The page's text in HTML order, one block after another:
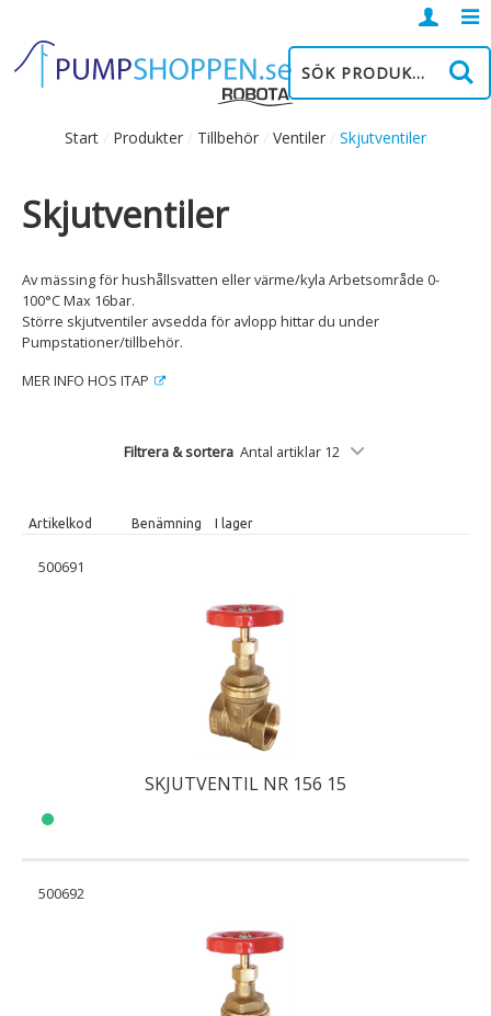
Start Produkter Tillbehör Ventiler Skjutventiler
Skjutventiler
Av mässing för hushållsvatten eller värme/kyla Arbetsområde 0-
100°C Max 16bar.
Större skjutventiler avsedda för avlopp hittar du under
Pumpstationer/tillbehör.
MER INFO HOS ITAP
Filtrera & sortera Antal artiklar 12
Artikelkod Benämning I lager
500691
SKJUTVENTIL NR 156 15
500692